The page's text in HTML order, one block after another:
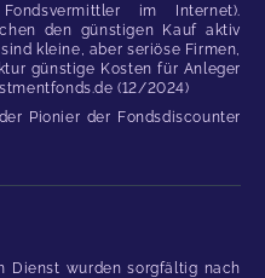
im Internet).
den günstigen Kauf aktiv
kleine, aber seriöse Firmen,
günstige Kosten für Anleger
(12/2024)
Pionier der Fondsdiscounter
Dienst wurden sorgfältig nach